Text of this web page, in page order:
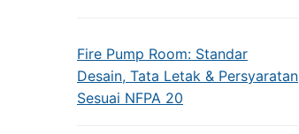
Fire Pump Room: Standar
Desain, Tata Letak & Persyaratan
Sesuai NFPA 20